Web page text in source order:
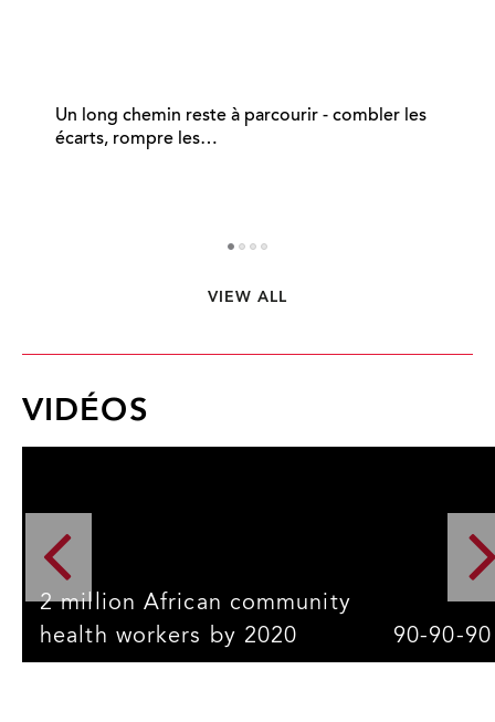
Un long chemin reste à parcourir - combler les
écarts, rompre les…
VIEW ALL
VIDÉOS
2 million African community
health workers by 2020
90-90-